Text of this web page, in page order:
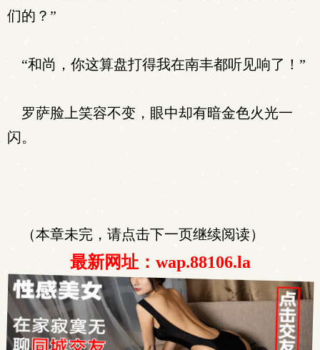
们的？”
“和尚，你这算盘打得我在南丰都听见响了！”
罗萨脸上笑容不变，眼中却有暗金色火光一
闪。
（本章未完，请点击下一页继续阅读）
最新网址：wap.88106.la